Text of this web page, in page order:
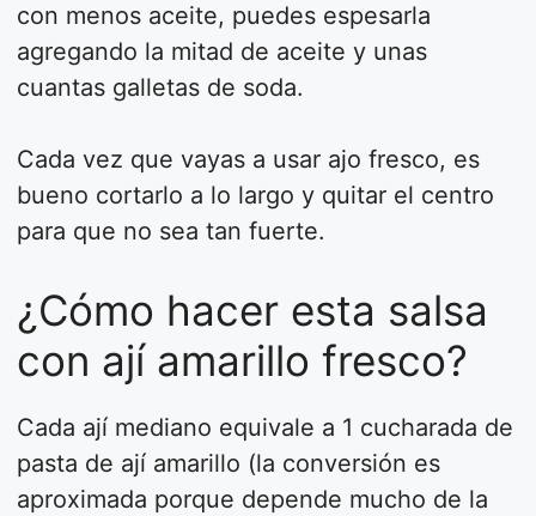
con menos aceite, puedes espesarla
agregando la mitad de aceite y unas
cuantas galletas de soda.
Cada vez que vayas a usar ajo fresco, es
bueno cortarlo a lo largo y quitar el centro
para que no sea tan fuerte.
¿Cómo hacer esta salsa
con ají amarillo fresco?
Cada ají mediano equivale a 1 cucharada de
pasta de ají amarillo (la conversión es
aproximada porque depende mucho de la